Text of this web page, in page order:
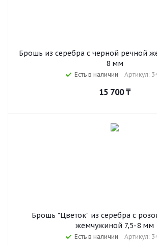
Брошь из серебра с черной речной
8 мм
Есть в наличии Артикул:
15 700₸
Брошь "Цветок" из серебра с
жемчужиной 7,5-8 мм
Есть в наличии Артикул: